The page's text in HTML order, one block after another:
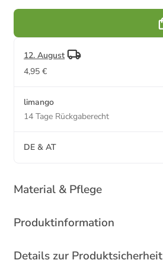
12. August
4,95 €
limango
14 Tage Rückgaberecht
DE & AT
Material & Pflege
Produktinformation
Details zur Produktsicherheit